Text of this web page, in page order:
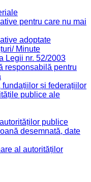
pentru care nu mai
adoptate
Minute
Legii nr. 52/2003
responsabilă pentru
și federațiilor
publice ale
publice
desemnată, date
al autorităților